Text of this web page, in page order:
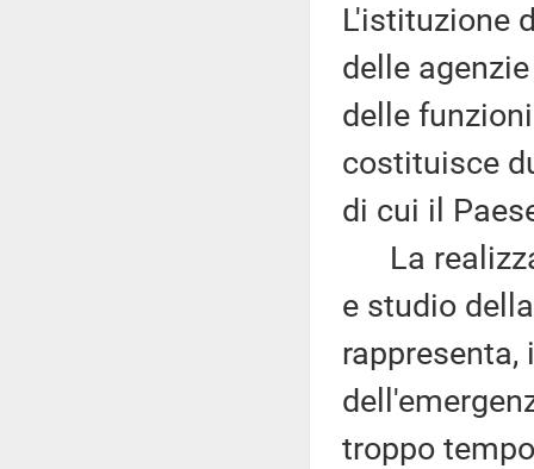
L'istituzione
delle
delle
costituisce
di cui il
La
e studio
troppo